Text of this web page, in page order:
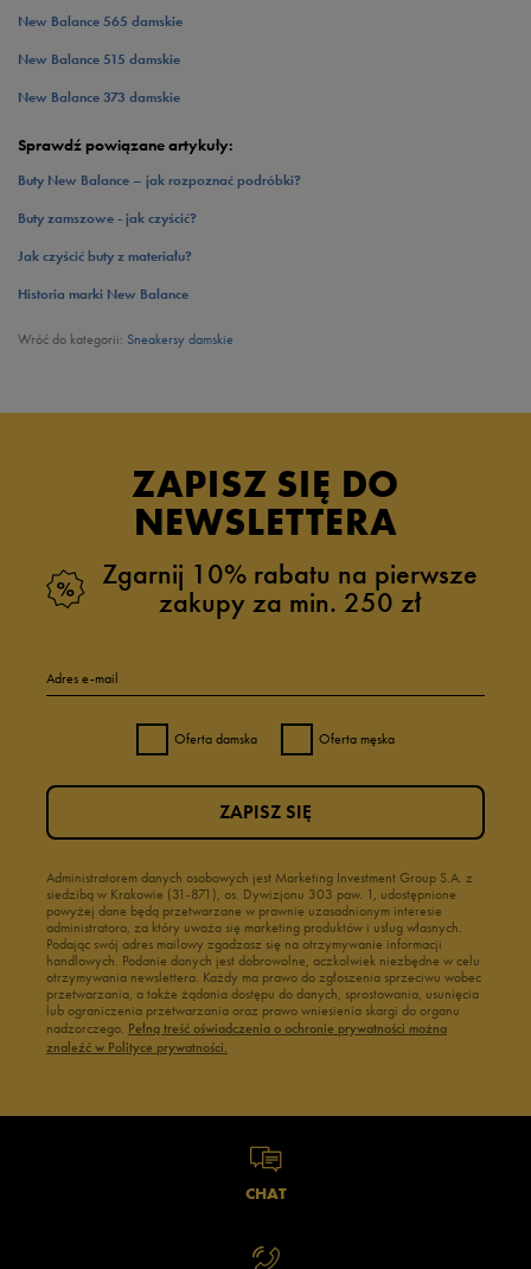
New Balance 565 damskie
New Balance 515 damskie
New Balance 373 damskie
Sprawdź powiązane artykuły:
Buty New Balance – jak rozpoznać podróbki?
Buty zamszowe - jak czyścić?
Jak czyścić buty z materiału?
Historia marki New Balance
Wróć do kategorii: Sneakersy damskie
ZAPISZ SIĘ DO
NEWSLETTERA
Zgarnij 10% rabatu na pierwsze
zakupy za min. 250 zł
Adres e-mail
Oferta damska Oferta męska
Administratorem danych osobowych jest Marketing Investment Group S.A. z
siedzibą w Krakowie (31-871), os. Dywizjonu 303 paw. 1, udostępnione
powyżej dane będą przetwarzane w prawnie uzasadnionym interesie
administratora, za który uważa się marketing produktów i usług własnych.
Podając swój adres mailowy zgadzasz się na otrzymywanie informacji
handlowych. Podanie danych jest dobrowolne, aczkolwiek niezbędne w celu
otrzymywania newslettera. Każdy ma prawo do zgłoszenia sprzeciwu wobec
przetwarzania, a także żądania dostępu do danych, sprostowania, usunięcia
lub ograniczenia przetwarzania oraz prawo wniesienia skargi do organu
nadzorczego. Pełną treść oświadczenia o ochronie prywatności można
znaleźć w Polityce prywatności.
ZAPISZ SIĘ
CHAT